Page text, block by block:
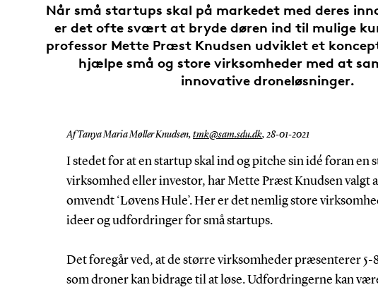
Når små startups skal på markedet med deres
er det ofte svært at bryde døren ind til mulige
professor Mette Præst Knudsen udviklet et
hjælpe små og store virksomheder med at
innovative droneløsninger.
Af Tanya Maria Møller Knudsen, tmk@sam.sdu.dk, 28-01-2021
I stedet for at en startup skal ind og pitche sin idé foran en
virksomhed eller investor, har Mette Præst Knudsen valgt
omvendt ‘Løvens Hule’. Her er det nemlig store
ideer og udfordringer for små startups.
Det foregår ved, at de større virksomheder præsenterer
som droner kan bidrage til at løse. Udfordringerne kan